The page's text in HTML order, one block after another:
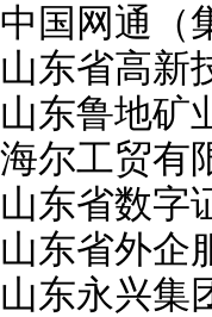
中国网通（
山东省高新
山东鲁地矿
海尔工贸有
山东省数字
山东省外企
山东永兴集